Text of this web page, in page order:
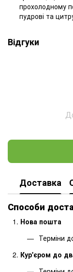
прохолодному
пудрові та
Відгуки
Доставка
Способи
Нова пошта
Терміни
Кур'єром до